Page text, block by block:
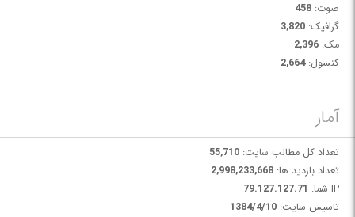
صوت: 458
گرافیک: 3,820
مک: 2,396
کنسول:2,664
آمار
تعداد کل مطالب سایت: 55,710
تعداد بازدید ها: 2,998,233,668
IP شما:
79.127.127.71
تاسیس سایت: 1384/4/10